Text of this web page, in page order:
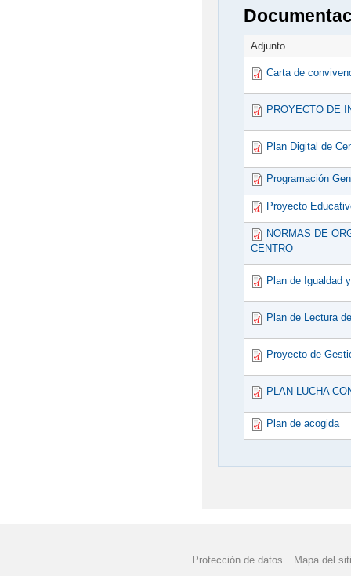
Adjunto
Carta de
PROYECTO DE
Plan Digital de
Programación
Proyecto
NORMAS DE
CENTRO
Plan de Igualdad
Plan de Lectura
Proyecto de
PLAN LUCHA
Plan de acogida
Protección de datos Mapa del